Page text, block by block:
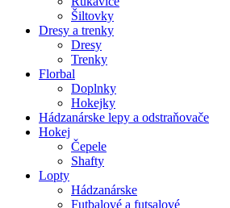
Šiltovky
Dresy a trenky
Dresy
Trenky
Florbal
Doplnky
Hokejky
Hádzanárske lepy a odstraňovače
Hokej
Čepele
Shafty
Lopty
Hádzanárske
Futbalové a futsalové